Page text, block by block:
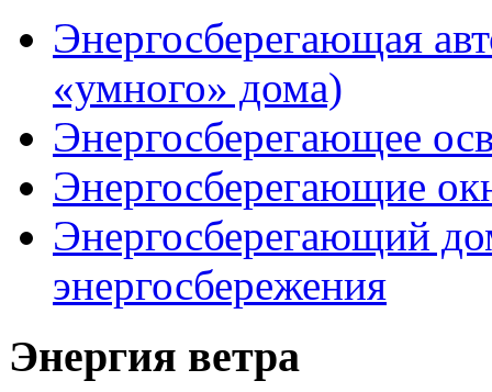
Энергосберегающая
«умного» дома)
Энергосберегающее
Энергосберегающие
Энергосберегающий
энергосбережения
Энергия ветра